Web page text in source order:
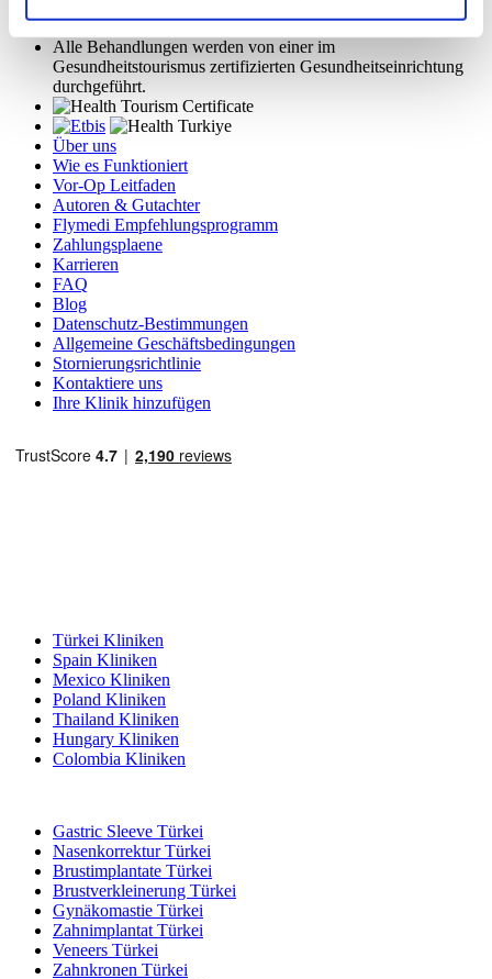
12276).
Alle Behandlungen werden von einer im
Gesundheitstourismus zertifizierten Gesundheitseinrichtung
durchgeführt.
Über uns
Wie es Funktioniert
Vor-Op Leitfaden
Autoren & Gutachter
Flymedi Empfehlungsprogramm
Zahlungsplaene
Karrieren
FAQ
Blog
Datenschutz-Bestimmungen
Allgemeine Geschäftsbedingungen
Stornierungsrichtlinie
Kontaktiere uns
Ihre Klinik hinzufügen
Türkei Kliniken
Spain Kliniken
Mexico Kliniken
Poland Kliniken
Thailand Kliniken
Hungary Kliniken
Colombia Kliniken
Gastric Sleeve Türkei
Nasenkorrektur Türkei
Brustimplantate Türkei
Brustverkleinerung Türkei
Gynäkomastie Türkei
Zahnimplantat Türkei
Veneers Türkei
Zahnkronen Türkei